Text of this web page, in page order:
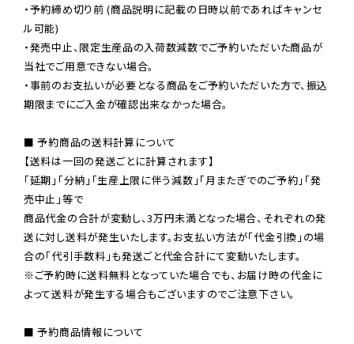
・予約締め切り前 (商品説明に記載の日時以前であればキャンセ
ル可能)
・発売中止、限定生産品の入荷数減数でご予約いただいた商品が
当社でご用意できない場合。
・事前のお支払いが必要となる商品をご予約いただいた方で、振込
期限までにご入金が確認出来なかった場合。
■ 予約商品の送料計算について
【送料は一回の発送ごとに計算されます】
「延期」「分納」「生産上限に伴う減数」「月またぎでのご予約」「発
売中止」等で
商品代金の合計が変動し、3万円未満となった場合、それぞれの発
送に対し送料が発生いたします。お支払い方法が「代金引換」の場
※ご予約時に送料無料となっていた場合でも、お届け時の代金に
よって送料が発生する場合もございますのでご注意下さい。
■ 予約商品情報について